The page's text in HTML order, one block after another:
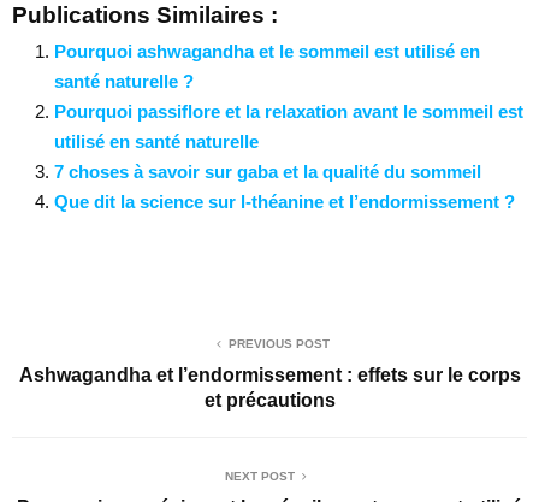
Publications Similaires :
Pourquoi ashwagandha et le sommeil est utilisé en
santé naturelle ?
Pourquoi passiflore et la relaxation avant le sommeil est
utilisé en santé naturelle
7 choses à savoir sur gaba et la qualité du sommeil
Que dit la science sur l-théanine et l’endormissement ?
PREVIOUS POST
Ashwagandha et l’endormissement : effets sur le corps
et précautions
NEXT POST